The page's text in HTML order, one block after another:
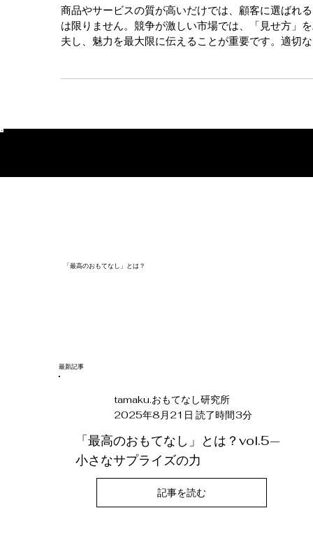
商品やサービスの質が高いだけでは、顧客に選ばれ
は限りません。競争が激しい市場では、「見せ方」
夫し、魅力を最大限に伝えることが重要です。適切
「最高のおもてなし」とは？
​最新記事
tamaku.おもてなし研究所
2025年8月21日 読了時間3分
「最高のおもてなし」とは？vol.5—
小さなサプライズの力
記事を読む